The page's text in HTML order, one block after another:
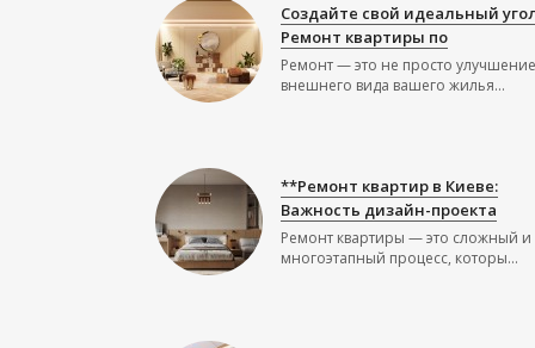
Создайте свой идеальный
Ремонт квартиры по
Ремонт — это не просто улучшение
внешнего вида вашего жилья...
**Ремонт квартир в Киеве:
Важность дизайн-проекта
Ремонт квартиры — это сложный и
многоэтапный процесс, которы...